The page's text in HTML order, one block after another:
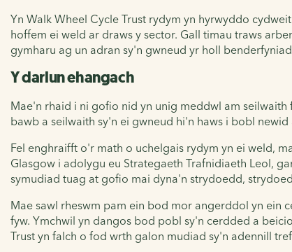
Yn Walk Wheel Cycle Trust rydym yn hyrwyddo
hoffem ei weld ar draws y sector. Gall timau traws
gymharu ag un adran sy'n gwneud yr holl
Y darlun ehangach
Mae'n rhaid i ni gofio nid yn unig meddwl am
bawb a seilwaith sy'n ei gwneud hi'n haws i bobl
Fel enghraifft o'r math o uchelgais rydym yn ei weld,
Glasgow i adolygu eu Strategaeth Trafnidiaeth Leol,
symudiad tuag at gofio mai dyna'n strydoedd,
Mae sawl rheswm pam ein bod mor angerddol yn ein
fyw. Ymchwil yn dangos bod pobl sy'n cerdded a
Trust yn falch o fod wrth galon mudiad sy'n adennill